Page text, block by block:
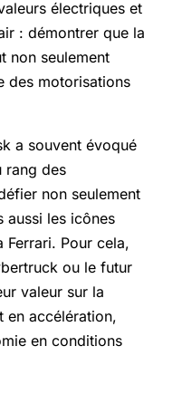
électriques et
: démontrer que la
non seulement
des motorisations
a souvent évoqué
rang des
non seulement
aussi les icônes
Ferrari. Pour cela,
ou le futur
valeur sur la
en accélération,
en conditions